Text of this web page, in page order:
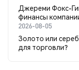
Джереми Фокс-
финансы
2026-08-05
Золото или
для торговли?